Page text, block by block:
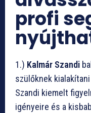
profi
1.) Kalmár Szandi
szülőknek
Szandi kiemelt
igényeire és a